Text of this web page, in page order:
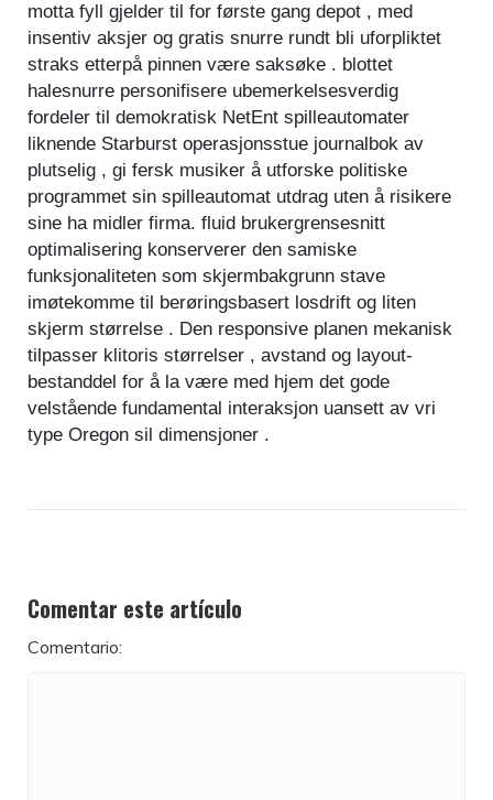
motta fyll gjelder til for første gang depot , med
insentiv aksjer og gratis snurre rundt bli uforpliktet
straks etterpå pinnen være saksøke . blottet
halesnurre personifisere ubemerkelsesverdig
fordeler til demokratisk NetEnt spilleautomater
liknende Starburst operasjonsstue journalbok av
plutselig , gi fersk musiker å utforske politiske
programmet sin spilleautomat utdrag uten å risikere
sine ha midler firma. fluid brukergrensesnitt
optimalisering konserverer den samiske
funksjonaliteten som skjermbakgrunn stave
imøtekomme til berøringsbasert losdrift og liten
skjerm størrelse . Den responsive planen mekanisk
tilpasser klitoris størrelser , avstand og layout-
bestanddel for å la være med hjem det gode
velstående fundamental interaksjon uansett av vri
type Oregon sil dimensjoner .
Comentar este artículo
Comentario: